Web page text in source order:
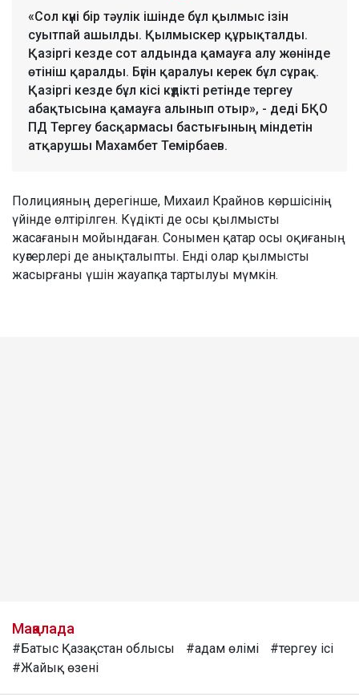
«Сол күні бір тәулік ішінде бұл қылмыс ізін
суытпай ашылды. Қылмыскер құрықталды.
Қазіргі кезде сот алдында қамауға алу жөнінде
өтініш қаралды. Бүгін қаралуы керек бұл сұрақ.
Қазіргі кезде бұл кісі күдікті ретінде тергеу
абақтысына қамауға алынып отыр», - деді БҚО
ПД Тергеу басқармасы бастығының міндетін
атқарушы Махамбет Темірбаев.
Полицияның дерегінше, Михаил Крайнов көршісінің
үйінде өлтірілген. Күдікті де осы қылмысты
жасағанын мойындаған. Сонымен қатар осы оқиғаның
куәгерлері де анықталыпты. Енді олар қылмысты
жасырғаны үшін жауапқа тартылуы мүмкін.
Мақалада
#Батыс Қазақстан облысы #адам өлімі
#тергеу ісі
#Жайық өзені